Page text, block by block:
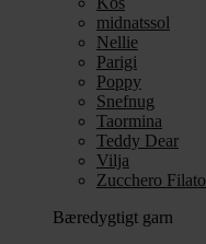
midnatssol
Nellie
Parigi
Poppy
Snefnug
Taormina
Teddy Dear
Vilja
Zucchero Filato
Bæredygtigt garn